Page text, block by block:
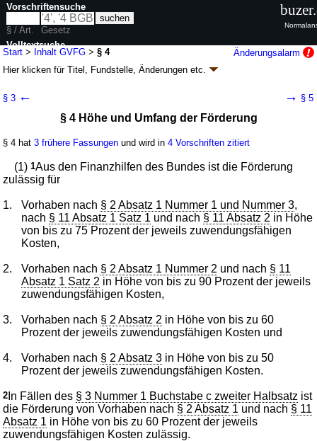
Start > Inhalt GVFG >§ 4
Änderungsalarm
Hier klicken fürTitel, Fundstelle, Änderungen etc.
(GVFG)
neugefasst durch B. v. 28.01.1988BGBl. I S. 100 ; zuletzt geändert durch
Geltung ab 01.03.1972; FNA: 910-6Allgemeines Straßenbaurecht
§ 3 ← → § 5
§ 4 Höhe und Umfang der Förderung
§ 4 hat3 frühere Fassungen und wird in4 Vorschriften zitiert
(1)1Aus den Finanzhilfen des Bundes ist die Förderung
zulässig für
1. Vorhaben nach § 2 Absatz 1 Nummer 1 und Nummer 3,
nach § 11 Absatz 1 Satz 1 und nach § 11 Absatz 2 in Höhe
von bis zu 75 Prozent der jeweils zuwendungsfähigen
Kosten,
2. Vorhaben nach § 2 Absatz 1 Nummer 2 und nach § 11
Absatz 1 Satz 2 in Höhe von bis zu 90 Prozent der jeweils
zuwendungsfähigen Kosten,
3. Vorhaben nach § 2 Absatz 2 in Höhe von bis zu 60
Prozent der jeweils zuwendungsfähigen Kosten und
4. Vorhaben nach § 2 Absatz 3 in Höhe von bis zu 50
Prozent der jeweils zuwendungsfähigen Kosten.
2 In Fällen des § 3 Nummer 1 Buchstabe c zweiter Halbsatz ist
die Förderung von Vorhaben nach § 2 Absatz 1 und nach § 11
Absatz 1 in Höhe von bis zu 60 Prozent der jeweils
zuwendungsfähigen Kosten zulässig.
Vorschriftensuche
§ / Art.
Gesetz
Volltextsuche
nur in GVFG